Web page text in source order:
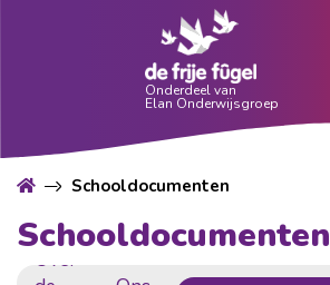
Schooldocumenten
Schooldocumenten
Over